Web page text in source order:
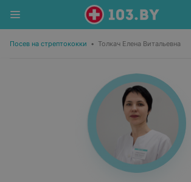
Посев на стрептококки • Толкач Елена Витальевна